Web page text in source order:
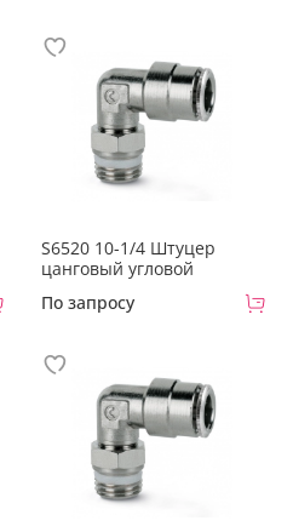
S6520 10-1/4 Штуцер
цанговый угловой
По запросу